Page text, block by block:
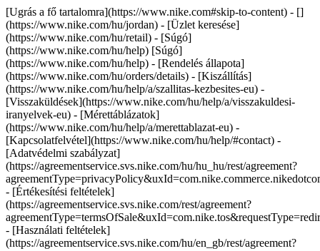
[Ugrás a fő tartalomra](https://www.nike.com#skip-to-content) - []
(https://www.nike.com/hu/jordan) - [Üzlet keresése]
(https://www.nike.com/hu/retail) - [Súgó]
(https://www.nike.com/hu/help) [Súgó]
(https://www.nike.com/hu/help) - [Rendelés állapota]
(https://www.nike.com/hu/orders/details) - [Kiszállítás]
(https://www.nike.com/hu/help/a/szallitas-kezbesites-eu) -
[Visszaküldések](https://www.nike.com/hu/help/a/visszakuldesi-
iranyelvek-eu) - [Mérettáblázatok]
(https://www.nike.com/hu/help/a/merettablazat-eu) -
[Kapcsolatfelvétel](https://www.nike.com/hu/help/#contact) -
[Adatvédelmi szabályzat]
(https://agreementservice.svs.nike.com/hu/hu_hu/rest/agreement?
- [Értékesítési feltételek]
(https://agreementservice.svs.nike.com/rest/agreement?
- [Használati feltételek]
(https://agreementservice.svs.nike.com/hu/en_gb/rest/agreement?